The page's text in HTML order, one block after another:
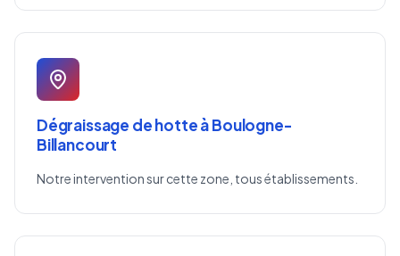
Dégraissage de hotte à Boulogne-
Billancourt
Notre intervention sur cette zone, tous établissements.